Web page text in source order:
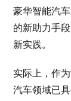
豪华智能汽
的新助力手
新实践。
实际上，作
汽车领域已